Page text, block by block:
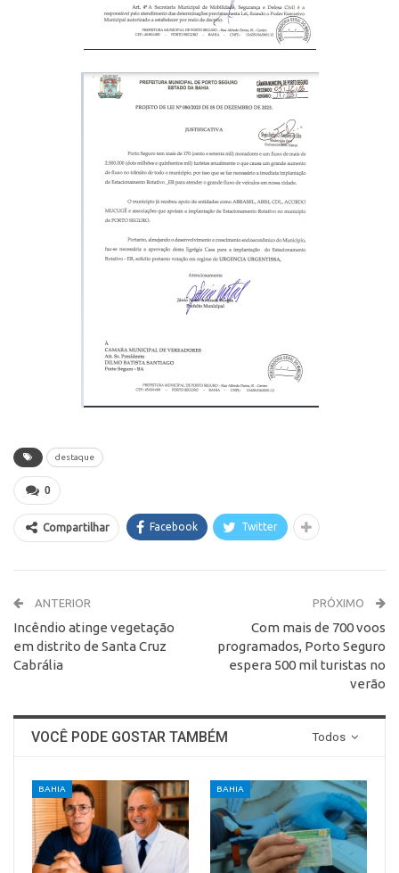
destaque
0
Compartilhar Facebook Twitter
ANTERIOR
Incêndio atinge vegetação
em distrito de Santa Cruz
Cabrália
PRÓXIMO
Com mais de 700 voos
programados, Porto Seguro
espera 500 mil turistas no
verão
Todos
VOCÊ PODE GOSTAR TAMBÉM
BAHIA BAHIA